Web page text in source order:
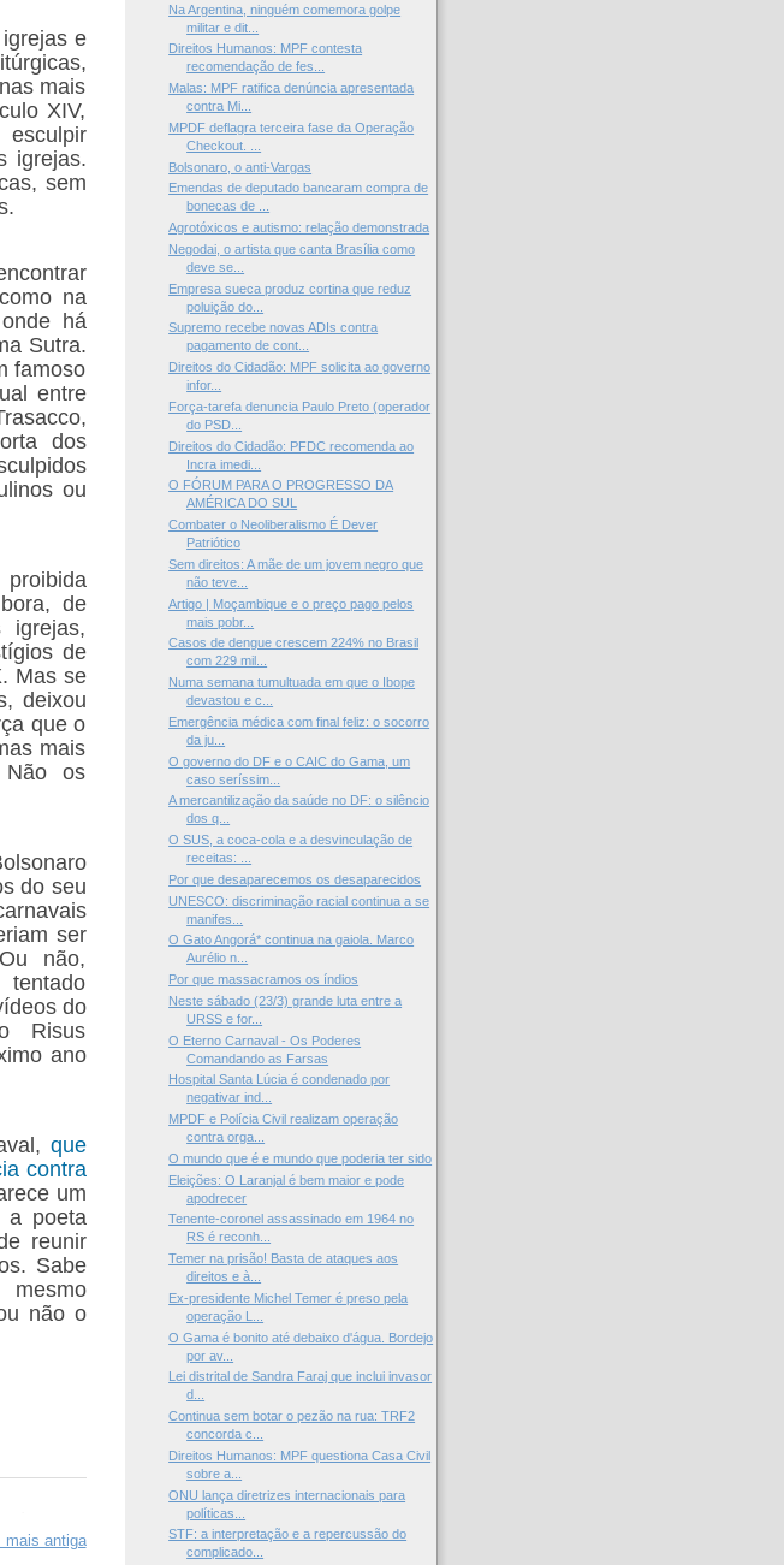
e
mais
XIV,
igrejas.
sem
na
há
Sutra.
famoso
entre
dos
ou
de
igrejas,
de
Mas se
deixou
que o
mais
Não os
do seu
ser
não,
do
Risus
ano
que
contra
um
a poeta
reunir
Sabe
mesmo
não o
mais antiga
Na Argentina, ninguém comemora golpe
militar e dit...
Direitos Humanos: MPF contesta
recomendação de fes...
Malas: MPF ratifica denúncia apresentada
contra Mi...
MPDF deflagra terceira fase da Operação
Checkout. ...
Bolsonaro, o anti-Vargas
Emendas de deputado bancaram compra de
bonecas de ...
Agrotóxicos e autismo: relação demonstrada
Negodai, o artista que canta Brasília como
deve se...
Empresa sueca produz cortina que reduz
poluição do...
Supremo recebe novas ADIs contra
pagamento de cont...
Direitos do Cidadão: MPF solicita ao governo
infor...
Força-tarefa denuncia Paulo Preto (operador
do PSD...
Direitos do Cidadão: PFDC recomenda ao
Incra imedi...
O FÓRUM PARA O PROGRESSO DA
AMÉRICA DO SUL
Combater o Neoliberalismo É Dever
Patriótico
Sem direitos: A mãe de um jovem negro que
não teve...
Artigo | Moçambique e o preço pago pelos
mais pobr...
Casos de dengue crescem 224% no Brasil
com 229 mil...
Numa semana tumultuada em que o Ibope
devastou e c...
Emergência médica com final feliz: o socorro
da ju...
O governo do DF e o CAIC do Gama, um
caso seríssim...
A mercantilização da saúde no DF: o silêncio
dos q...
O SUS, a coca-cola e a desvinculação de
receitas: ...
Por que desaparecemos os desaparecidos
UNESCO: discriminação racial continua a se
manifes...
O Gato Angorá* continua na gaiola. Marco
Aurélio n...
Por que massacramos os índios
Neste sábado (23/3) grande luta entre a
URSS e for...
O Eterno Carnaval - Os Poderes
Comandando as Farsas
Hospital Santa Lúcia é condenado por
negativar ind...
MPDF e Polícia Civil realizam operação
contra orga...
O mundo que é e mundo que poderia ter sido
Eleições: O Laranjal é bem maior e pode
apodrecer
Tenente-coronel assassinado em 1964 no
RS é reconh...
Temer na prisão! Basta de ataques aos
direitos e à...
Ex-presidente Michel Temer é preso pela
operação L...
O Gama é bonito até debaixo d'água. Bordejo
por av...
Lei distrital de Sandra Faraj que inclui invasor
d...
Continua sem botar o pezão na rua: TRF2
concorda c...
Direitos Humanos: MPF questiona Casa Civil
sobre a...
ONU lança diretrizes internacionais para
políticas...
STF: a interpretação e a repercussão do
complicado...